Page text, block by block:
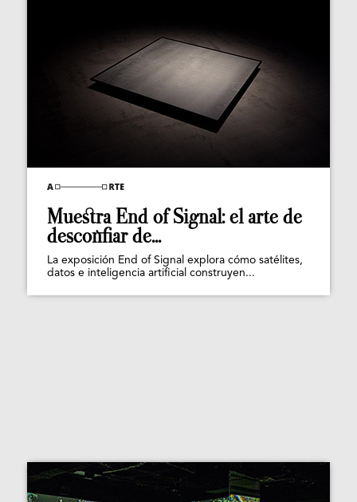
Muestra End of Signal: el arte de
desconfiar de...
La exposición End of Signal explora cómo satélites,
datos e inteligencia artificial construyen...